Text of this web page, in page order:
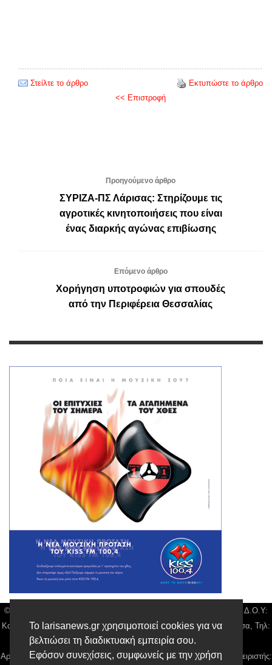
Το larisanews.gr χρησιμοποιεί cookies για να
βελτιώσει τη διαδικτυακή εμπειρία σου.
Εφόσον συνεχίσεις, συμφωνείς με την χρήση
Στείλτε το άρθρο
Εκτυπώστε το άρθρο
<< Επιστροφή
Προηγούμενο άρθρο
ΣΥΡΙΖΑ-ΠΣ Λάρισας: Στηρίζουμε τις
αγροτικές κινητοποιήσεις που είναι
ένας διαρκής αγώνας επιβίωσης
Επόμενο άρθρο
Χορήγηση υποτροφιών για σπουδές
από την Περιφέρεια Θεσσαλίας
© Larisa News | Διακριτικός Τίτλος: Orion Media, ΑΦΜ: 043750542, Δ.Ο.Υ:
Καρδίτσας, Υπο/μα Λάρισας, Δ/νση: Φαρμακίδου 36 τ.κ 41222 Λάρισα, Τηλ:
2410 259100, email: news@larisanews.gr
Αρ. Γεμή: 018804431000, Νόμιμος Εκπρόσωπος, Ιδιοκτήτης και Διαχειριστής: